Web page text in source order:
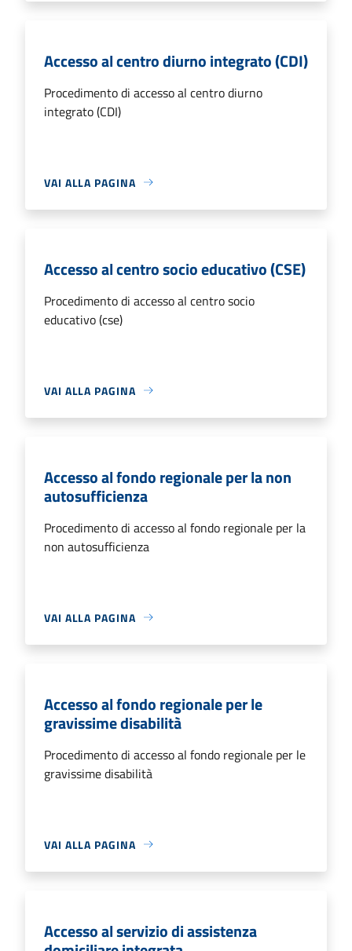
Accesso al centro diurno integrato (CDI)
Procedimento di accesso al centro diurno
integrato (CDI)
VAI ALLA PAGINA
Accesso al centro socio educativo (CSE)
Procedimento di accesso al centro socio
educativo (cse)
VAI ALLA PAGINA
Accesso al fondo regionale per la non
autosufficienza
Procedimento di accesso al fondo regionale per la
non autosufficienza
VAI ALLA PAGINA
Accesso al fondo regionale per le
gravissime disabilità
Procedimento di accesso al fondo regionale per le
gravissime disabilità
VAI ALLA PAGINA
Accesso al servizio di assistenza